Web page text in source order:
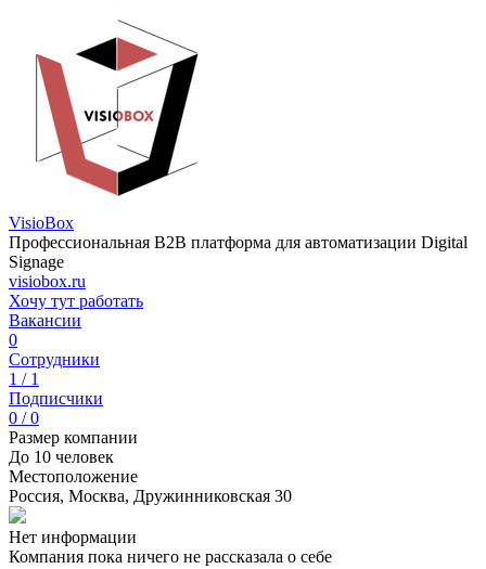
VisioBox
Профессиональная B2B платформа для автоматизации Digital
Signage
visiobox.ru
Хочу тут работать
Вакансии
0
Сотрудники
1 / 1
Подписчики
0 / 0
Размер компании
До 10 человек
Местоположение
Россия, Москва, Дружинниковская 30
Нет информации
Компания пока ничего не рассказала о себе